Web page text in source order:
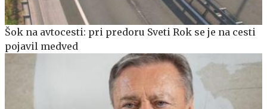
Šok na avtocesti: pri predoru Sveti Rok se je na cesti
pojavil medved